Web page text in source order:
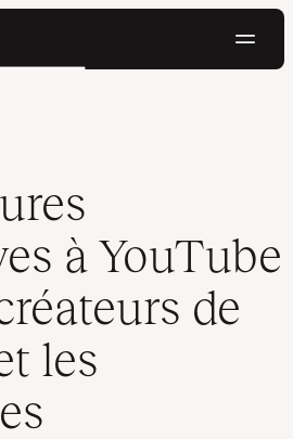
à YouTube pour les créateurs de
à YouTube
de
les